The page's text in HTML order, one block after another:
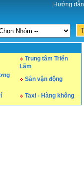
Hướng dẫn
Trung tâm Triển
Lãm
Sân vận động
Taxi - Hàng không